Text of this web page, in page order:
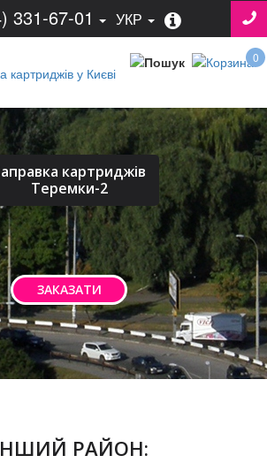
331-67-01 УКР
0
картриджів
Теремки-2
ЗАКАЗАТИ
РАЙОН: